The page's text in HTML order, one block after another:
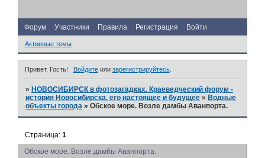
Форум Участники Правила Регистрация Войти
Активные темы
Привет, Гость! Войдитеили зарегистрируйтесь.
» НОВОСИБИРСК в фотозагадках. Краеведческий форум -
история Новосибирска, его настоящее и будущее » Водные
объекты города »Обское море. Возле дамбы Аванпорта.
Обское море. Возле дамбы Аванпорта.
Страница:1